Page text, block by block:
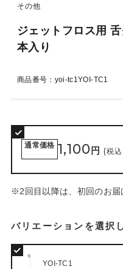
その他
ジェットフロス用
本入り
商品番号：yoi-tc1YOI-TC1
通常価格 1,100 円 (税
※2回目以降は、初回のお届
バリエーションを選択
YOI-TC1